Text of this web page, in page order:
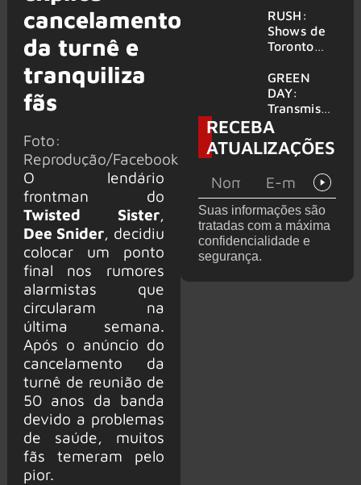
cancelamento
da turnê e
tranquiliza
fãs
Foto:
Reprodução/Facebook
O lendário
frontman do
Twisted Sister,
Dee Snider, decidiu
colocar um ponto
final nos rumores
alarmistas que
circularam na
última semana.
Após o anúncio do
cancelamento da
turnê de reunião de
50 anos da banda
devido a problemas
de saúde, muitos
fãs temeram pelo
pior.
atravessa
gerações
da turnê
de
despedida
RUSH:
Shows de
Toronto
filmados
para
provável
filme
GREEN
DAY:
Transmissã
o 24 horas
‘Green Day
TV’ é
YouTube
RECEBA
ATUALIZAÇÕES
Suas informações são
tratadas com a máxima
confidencialidade e
segurança.